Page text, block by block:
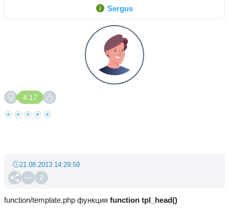
Sergus
4.17
2
21.08.2013 14:29:59
function/template.php функция function tpl_head()